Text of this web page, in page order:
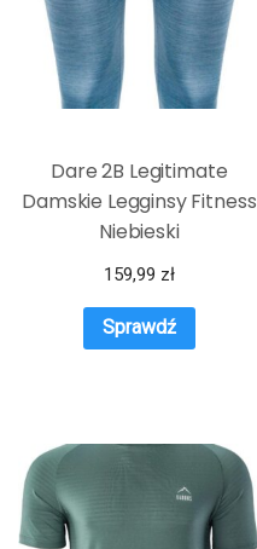
Dare 2B Legitimate
Damskie Legginsy Fitness
Niebieski
159,99 zł
Sprawdź